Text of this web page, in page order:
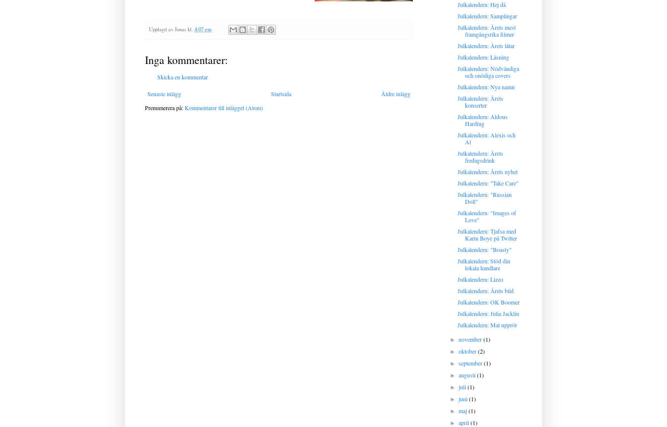
Upplagd av Jonas kl. 4:07 em
Inga kommentarer:
Skicka en kommentar
Senaste inlägg Äldre inlägg
Startsida
Prenumerera på:Kommentarer till inlägget (Atom)
Julkalendern: Hej då
Julkalendern: Samplingar
Julkalendern: Årets mest
framgångsrika filmer
Julkalendern: Årets låtar
Julkalendern: Läsning
Julkalendern: Nödvändiga
och onödiga covers
Julkalendern: Nya namn
Julkalendern: Årets
konserter
Julkalendern: Aldous
Harding
Julkalendern: Alexis och
Al
Julkalendern: Årets
fredagsdrink
Julkalendern: Årets nyhet
Julkalendern: "Take Care"
Julkalendern: "Russian
Doll"
Julkalendern: "Images of
Love"
Julkalendern: Tjafsa med
Karin Boye på Twitter
Julkalendern: "Boasty"
Julkalendern: Stöd din
lokala handlare
Julkalendern: Lizzo
Julkalendern: Årets bild
Julkalendern: OK Boomer
Julkalendern: Julia Jacklin
Julkalendern: Mat upprör
►november(1)
►oktober(2)
►september(1)
►augusti(1)
►juli(1)
►juni(1)
►maj(1)
►april(1)